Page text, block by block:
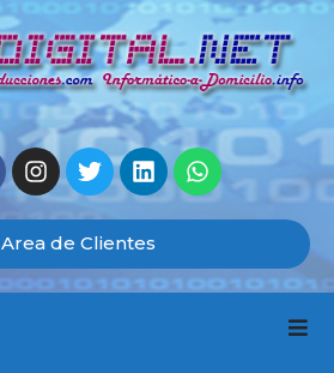
Area de Clientes